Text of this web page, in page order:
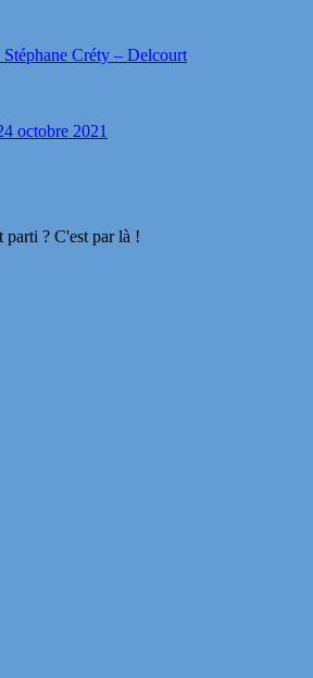
Créty – Delcourt
octobre 2021
parti ? C'est par là !